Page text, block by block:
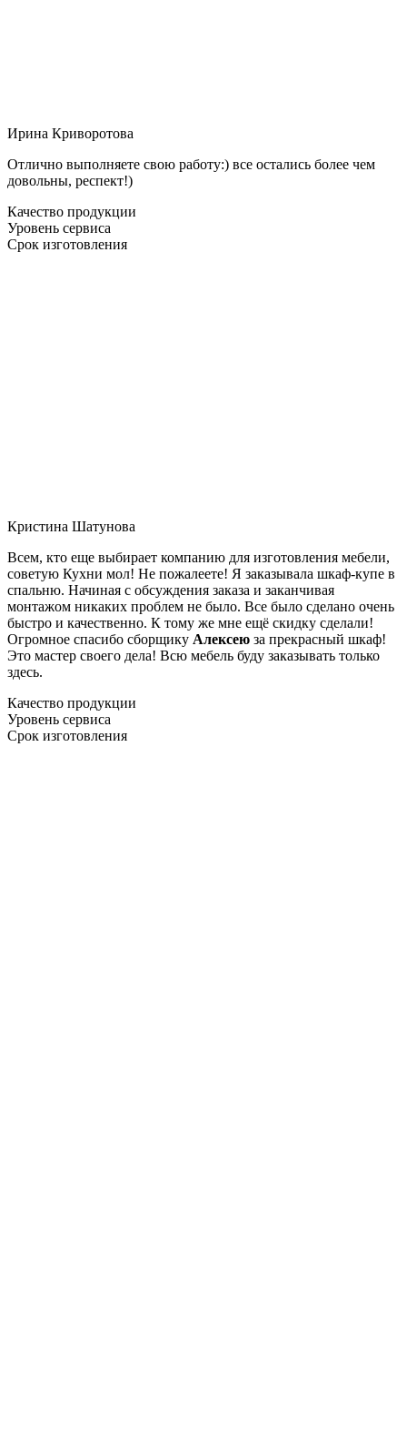
Ирина Криворотова
Отлично выполняете свою работу:) все остались более чем
довольны, респект!)
Качество продукции
Уровень сервиса
Срок изготовления
Кристина Шатунова
Всем, кто еще выбирает компанию для изготовления мебели,
советую Кухни мол! Не пожалеете! Я заказывала шкаф-купе в
спальню. Начиная с обсуждения заказа и заканчивая
монтажом никаких проблем не было. Все было сделано очень
быстро и качественно. К тому же мне ещё скидку сделали!
Огромное спасибо сборщику Алексею за прекрасный шкаф!
Это мастер своего дела! Всю мебель буду заказывать только
здесь.
Качество продукции
Уровень сервиса
Срок изготовления